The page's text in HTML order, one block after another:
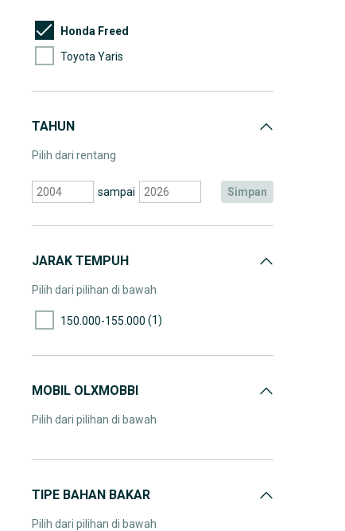
Honda Freed
Toyota Yaris
TAHUN
Pilih dari rentang
sampai simpan
JARAK TEMPUH
Pilih dari pilihan di bawah
150.000-155.000 (1)
MOBIL OLXMOBBI
Pilih dari pilihan di bawah
TIPE BAHAN BAKAR
Pilih dari pilihan di bawah